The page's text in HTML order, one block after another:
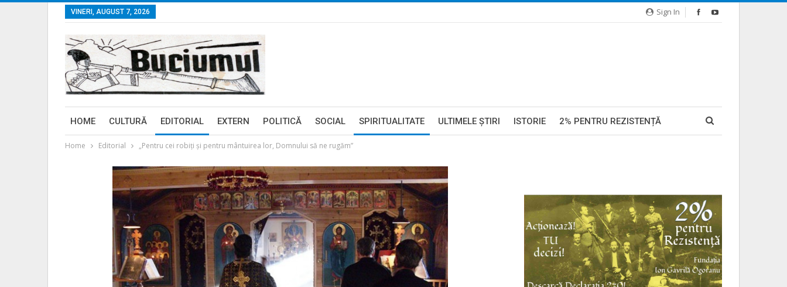
Sign In
VINERI, AUGUST 7, 2026
HOME CULTURĂ EDITORIAL EXTERN POLITICĂ SOCIAL SPIRITUALITATE ULTIMELE ŞTIRI ISTORIE 2% PENTRU REZISTENȚĂ
Home Editorial „Pentru cei robiţi şi pentru mântuirea lor, Domnului să ne rugăm”